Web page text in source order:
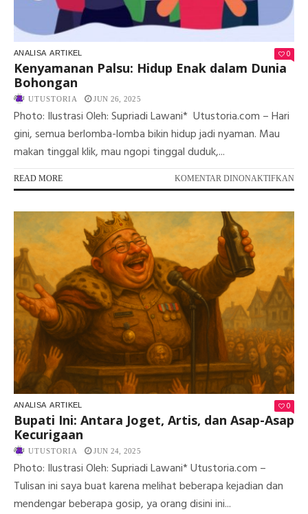
ANALISA ARTIKEL 0
Kenyamanan Palsu: Hidup Enak dalam Dunia
Bohongan
UTUSTORIA JUN 26, 2025
Photo: Ilustrasi Oleh: Supriadi Lawani* Utustoria.com – Hari
gini, semua berlomba-lomba bikin hidup jadi nyaman. Mau
makan tinggal klik, mau ngopi tinggal duduk,...
READ MORE KOMENTAR DINONAKTIFKAN
ANALISA ARTIKEL 0
Bupati Ini: Antara Joget, Artis, dan Asap-Asap
Kecurigaan
UTUSTORIA JUN 24, 2025
Photo: Ilustrasi Oleh: Supriadi Lawani* Utustoria.com –
Tulisan ini saya buat karena melihat beberapa kejadian dan
mendengar beberapa gosip, ya orang disini ini...